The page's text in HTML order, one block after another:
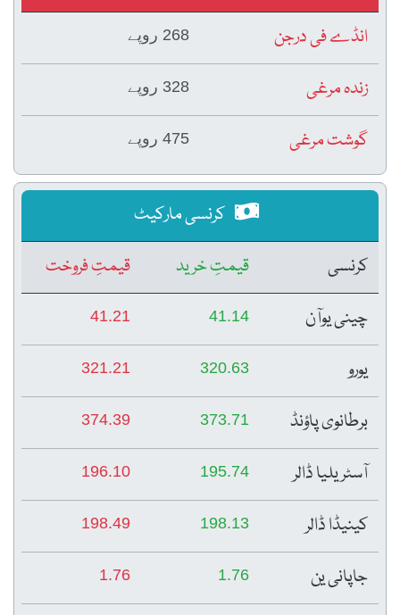
انڈے فی درجن
268 روپے
زندہ مرغی 328 روپے
گوشت مرغی 475 روپے
کرنسی مارکیٹ
کرنسی
قیمتِ خرید
قیمتِ فروخت
چینی یوآن
41.14
41.21
یورو 320.63
321.21
برطانوی پاؤنڈ 373.71
374.39
آسٹریلیا ڈالر 195.74
196.10
کینیڈا ڈالر 198.13
198.49
جاپانی ین 1.76
1.76